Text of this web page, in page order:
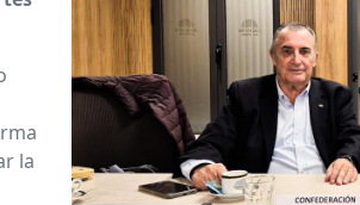
la